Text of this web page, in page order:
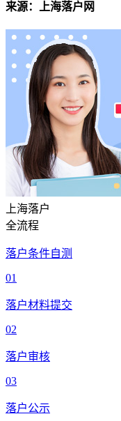
来源：上海落户网
上海落户
全流程
落户条件自测
01
落户材料提交
02
落户审核
03
落户公示